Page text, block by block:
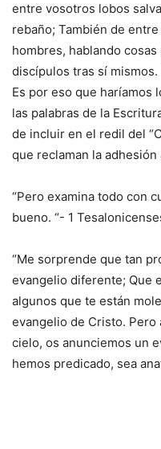
entre vosotros lobos
rebaño; También de
hombres, hablando
discípulos tras sí mismos.
Es por eso que haríamos
las palabras de la
de incluir en el redil del
que reclaman la adhesión
“Pero examina todo con
bueno. “- 1
“Me sorprende que tan
evangelio diferente; Que
algunos que te están
evangelio de Cristo.
cielo, os anunciemos un
hemos predicado, sea